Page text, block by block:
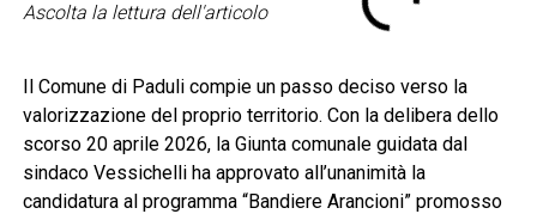
Ascolta la lettura dell'articolo
Il Comune di Padulicompie un passo deciso verso la
valorizzazione del proprio territorio. Con la delibera dello
scorso 20 aprile 2026, la Giunta comunale guidata dal
sindaco Vessichelli ha approvato all’unanimità la
candidatura al programma “Bandiere Arancioni” promosso